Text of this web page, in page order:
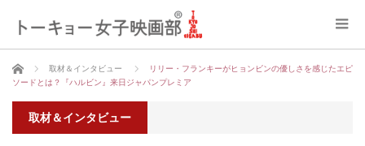
ホーム 取材＆インタビュー
リリー・フランキーがヒョンビンの優しさを感じたエピ
ソードとは？『ハルビン』来日ジャパンプレミア
取材＆インタビュー